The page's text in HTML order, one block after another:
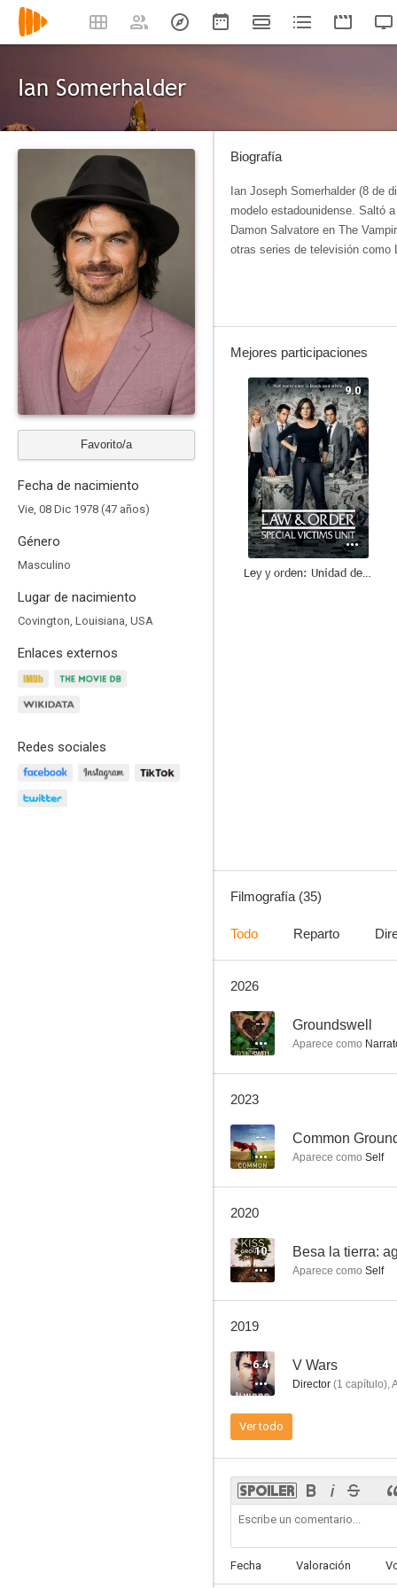
Ian Somerhalder
Favorito/a
Fecha de nacimiento
Vie, 08 Dic 1978 (47 años)
Género
Masculino
Lugar de nacimiento
Covington, Louisiana, USA
Enlaces externos
Redes sociales
Biografía
Ian Joseph Somerhalder​ (8 de
modelo estadounidense. Saltó
Damon Salvatore en The
otras series de televisión como
Mejores participaciones
9.0
Ley y orden: Unidad de Víctimas Especiales
Filmografía (35)
Todo Reparto
2026
-- Groundswell
Aparece como
2023
-- Common
Aparece como Self
2020
10 Besa la tierra:
Aparece como Self
2019
6.4 V Wars
Director (1 capítulo),
Ver todo
Fecha Valoración